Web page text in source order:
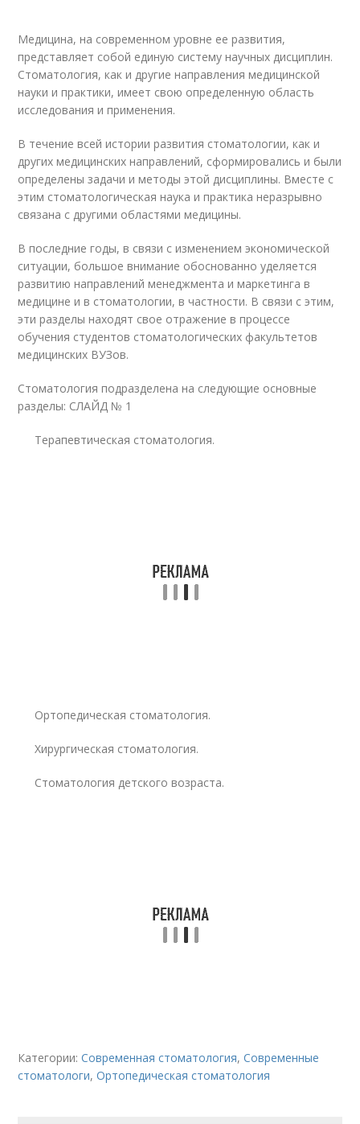
Медицина, на современном уровне ее развития,
представляет собой единую систему научных дисциплин.
Стоматология, как и другие направления медицинской
науки и практики, имеет свою определенную область
исследования и применения.
В течение всей истории развития стоматологии, как и
других медицинских направлений, сформировались и были
определены задачи и методы этой дисциплины. Вместе с
этим стоматологическая наука и практика неразрывно
связана с другими областями медицины.
В последние годы, в связи с изменением экономической
ситуации, большое внимание обоснованно уделяется
развитию направлений менеджмента и маркетинга в
медицине и в стоматологии, в частности. В связи с этим,
эти разделы находят свое отражение в процессе
обучения студентов стоматологических факультетов
медицинских ВУЗов.
Стоматология подразделена на следующие основные
разделы: СЛАЙД № 1
Терапевтическая стоматология.
Ортопедическая стоматология.
Хирургическая стоматология.
Стоматология детского возраста.
Категории:Современная стоматология,Современные
стоматологи,Ортопедическая стоматология